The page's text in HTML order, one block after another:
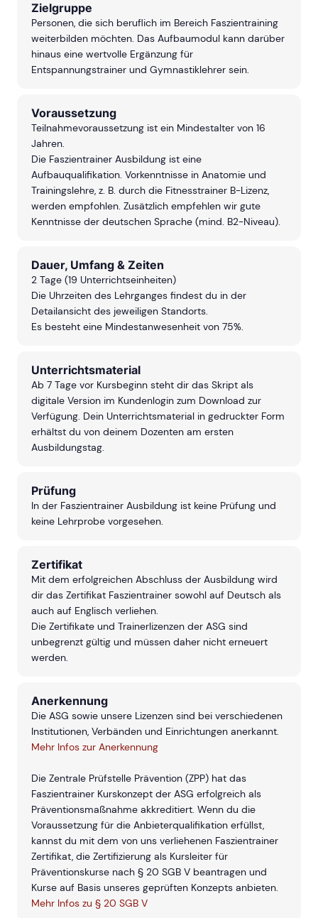
Zielgruppe
Personen, die sich beruflich im Bereich Faszientraining
weiterbilden möchten. Das Aufbaumodul kann darüber
hinaus eine wertvolle Ergänzung für
Entspannungstrainer und Gymnastiklehrer sein.
Voraussetzung
Teilnahmevoraussetzung ist ein Mindestalter von 16
Jahren.
Die Faszientrainer Ausbildung ist eine
Aufbauqualifikation. Vorkenntnisse in Anatomie und
Trainingslehre, z. B. durch die Fitnesstrainer B-Lizenz,
werden empfohlen. Zusätzlich empfehlen wir gute
Kenntnisse der deutschen Sprache (mind. B2-Niveau).
Dauer, Umfang & Zeiten
2 Tage (19 Unterrichtseinheiten)
Die Uhrzeiten des Lehrganges findest du in der
Detailansicht des jeweiligen Standorts.
Es besteht eine Mindestanwesenheit von 75%.
Unterrichtsmaterial
Ab 7 Tage vor Kursbeginn steht dir das Skript als
digitale Version im Kundenlogin zum Download zur
Verfügung. Dein Unterrichtsmaterial in gedruckter Form
erhältst du von deinem Dozenten am ersten
Ausbildungstag.
Prüfung
In der Faszientrainer Ausbildung ist keine Prüfung und
keine Lehrprobe vorgesehen.
Zertifikat
Mit dem erfolgreichen Abschluss der Ausbildung wird
dir das Zertifikat Faszientrainer sowohl auf Deutsch als
auch auf Englisch verliehen.
Die Zertifikate und Trainerlizenzen der ASG sind
unbegrenzt gültig und müssen daher nicht erneuert
werden.
Anerkennung
Die ASG sowie unsere Lizenzen sind bei verschiedenen
Institutionen, Verbänden und Einrichtungen anerkannt.
Mehr Infos zur Anerkennung
Die Zentrale Prüfstelle Prävention (ZPP) hat das
Faszientrainer Kurskonzept der ASG erfolgreich als
Präventionsmaßnahme akkreditiert. Wenn du die
Voraussetzung für die Anbieterqualifikation erfüllst,
kannst du mit dem von uns verliehenen Faszientrainer
Zertifikat, die Zertifizierung als Kursleiter für
Präventionskurse nach § 20 SGB V beantragen und
Kurse auf Basis unseres geprüften Konzepts anbieten.
Mehr Infos zu § 20 SGB V